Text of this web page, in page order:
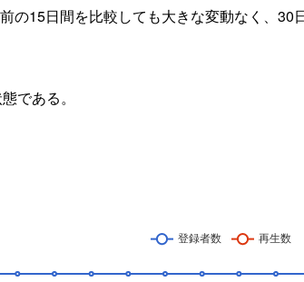
15日間を比較しても大きな変動なく、30
である。